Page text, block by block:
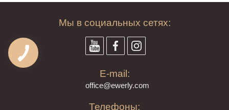
Мы в социальных сетях:
E-mail:
office@ewerly.com
Телефоны: